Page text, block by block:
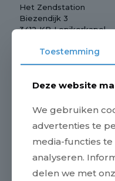
Het Zendstation
Biezendijk 3
3412 KB Lopikerkapel
Aanmelden
nog niet eerder
uiterlijk maandag 11
partner ook mee komt
eventuele allergieën
Met vriendlijke groet,
Erik Donk
Toestemming
Deze website
We gebruiken
advertenties te
media-functies
analyseren.
delen we met